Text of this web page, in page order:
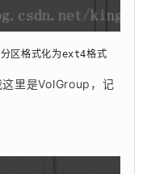
格式化为ext4格式
里是VolGroup，记